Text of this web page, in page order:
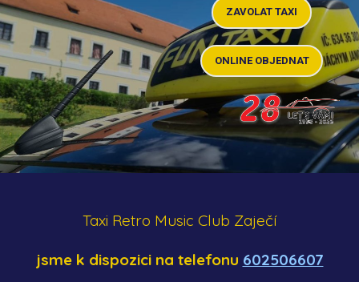
ZAVOLAT TAXI
ONLINE OBJEDNAT
Taxi Retro Music Club Zaječí
jsme k dispozici na telefonu 602506607